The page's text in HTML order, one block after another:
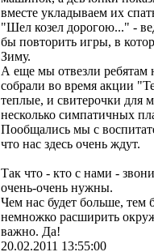
вместе укладываем их
"Шел козел дорогою..." -
бы повторить игры, в
Зиму.
А еще мы отвезли
собрали во время акции
теплые, и свитерочки для
несколько симпатичных
Пообщались мы с
что нас здесь очень ждут.
Так что - кто с нами -
очень-очень нужны.
Чем нас будет больше, тем
немножко расширить
важно. Да!
20.02.2011 13:55:00